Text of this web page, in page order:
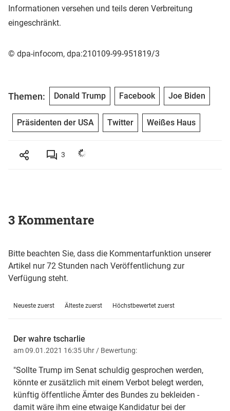
Informationen versehen und teils deren Verbreitung
eingeschränkt.
© dpa-infocom, dpa:210109-99-951819/3
Themen: Donald Trump Facebook Joe Biden
Präsidenten der USA Twitter Weißes Haus
3
3 Kommentare
Bitte beachten Sie, dass die Kommentarfunktion unserer
Artikel nur 72 Stunden nach Veröffentlichung zur
Verfügung steht.
Neueste zuerst Älteste zuerst Höchstbewertet zuerst
Der wahre tscharlie
am 09.01.2021 16:35 Uhr / Bewertung:
"Sollte Trump im Senat schuldig gesprochen werden,
könnte er zusätzlich mit einem Verbot belegt werden,
künftig öffentliche Ämter des Bundes zu bekleiden -
damit wäre ihm eine etwaige Kandidatur bei der